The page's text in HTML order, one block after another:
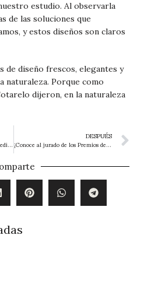
estudio. Al observarla
de las soluciones que
y estos diseños son claros
de diseño frescos, elegantes y
naturaleza. Porque como
dijeron, en la naturaleza
Beltá & Frajumar presenta su 5ª edición de los Premios de Interiorismo InterCIDEC DESPUÉS
¡Conoce al jurado de los Premios de Interiorismo InterCIDEC 2020!